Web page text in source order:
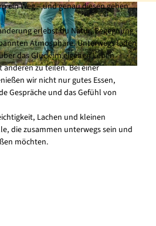
Dülberg |CC-BY-SA
|
BY-SA
© www.jonasduelberg.com, Jonas Duelberg |
CC-BY-SA
ein Weg – und genau diesen gehen
erlebst du Natur, Begegnung
Atmosphäre. Unterwegs laden
das Glück im eigenen Leben
zu teilen. Bei einer
wir nicht nur gutes Essen,
Gespräche und das Gefühl von
Lachen und kleinen
die zusammen unterwegs sein und
möchten.